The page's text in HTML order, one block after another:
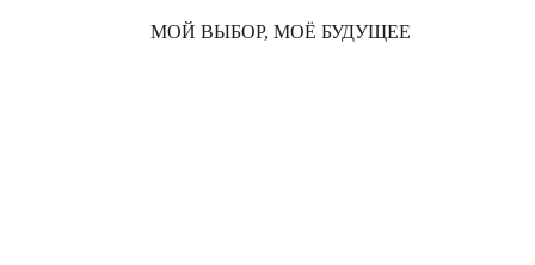
МОЙ ВЫБОР, МОЁ БУДУЩЕЕ